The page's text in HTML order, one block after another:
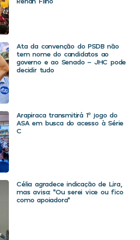
Ata da convenção do PSDB não
tem nome do candidatos ao
governo e ao Senado – JHC pode
decidir tudo
Arapiraca transmitirá 1º jogo do
ASA em busca do acesso à Série
C
Célia agradece indicação de Lira,
mas avisa: “Ou serei vice ou fico
como apoiadora”